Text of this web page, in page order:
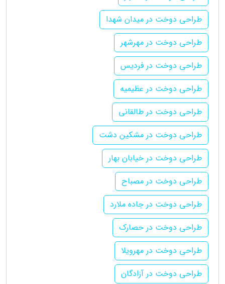
طراحی دوخت در میدان شهدا
طراحی دوخت در مهرشهر
طراحی دوخت در فردیس
طراحی دوخت در عظیمیه
طراحی دوخت در طالقانی
طراحی دوخت در مشکین دشت
طراحی دوخت در خیابان بهار
طراحی دوخت در مصباح
طراحی دوخت در جاده ملارد
طراحی دوخت در حصارک
طراحی دوخت در مهرویلا
طراحی دوخت در آزادگان